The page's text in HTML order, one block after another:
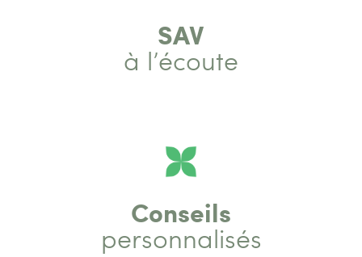
SAV
à l’écoute
Conseils
personnalisés